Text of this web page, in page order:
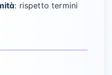
: rispetto termini